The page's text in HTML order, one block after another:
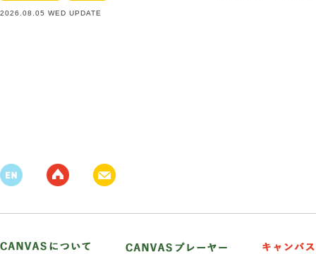
2026.08.05 WED UPDATE